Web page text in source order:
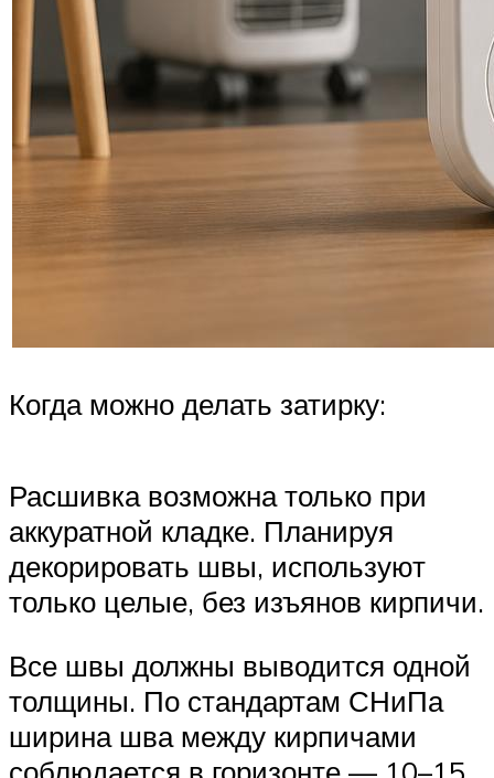
Когда можно делать затирку:
Расшивка возможна только при
аккуратной кладке. Планируя
декорировать швы, используют
только целые, без изъянов кирпичи.
Все швы должны выводится одной
толщины. По стандартам СНиПа
ширина шва между кирпичами
соблюдается в горизонте — 10–15